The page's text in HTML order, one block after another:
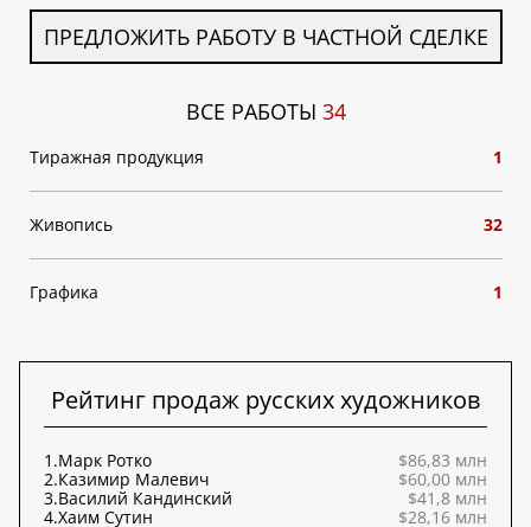
ПРЕДЛОЖИТЬ РАБОТУ В ЧАСТНОЙ СДЕЛКЕ
ВСЕ РАБОТЫ 34
Тиражная продукция 1
Живопись 32
Графика 1
Рейтинг продаж русских художников
1.Марк Ротко
$86,83 млн
2.Казимир Малевич
$60,00 млн
3.Василий Кандинский
$41,8 млн
4.Хаим Сутин
$28,16 млн